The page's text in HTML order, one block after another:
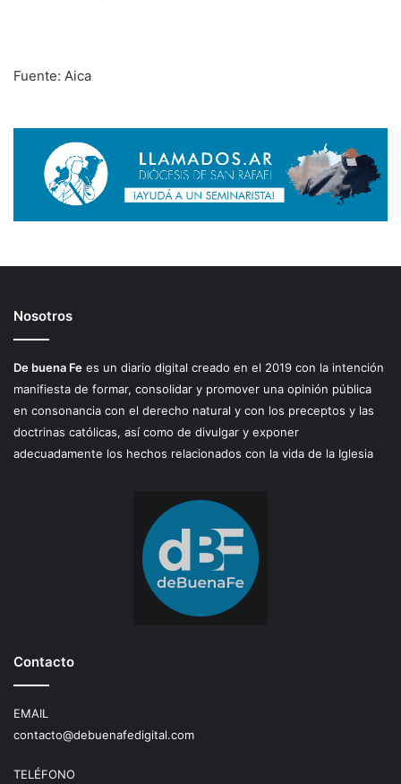
Fuente: Aica
Nosotros
De buena Fe es un diario digital creado en el 2019 con la intención
manifiesta de formar, consolidar y promover una opinión pública
en consonancia con el derecho natural y con los preceptos y las
doctrinas católicas, así como de divulgar y exponer
adecuadamente los hechos relacionados con la vida de la Iglesia
Contacto
EMAIL
contacto@debuenafedigital.com
TELÉFONO